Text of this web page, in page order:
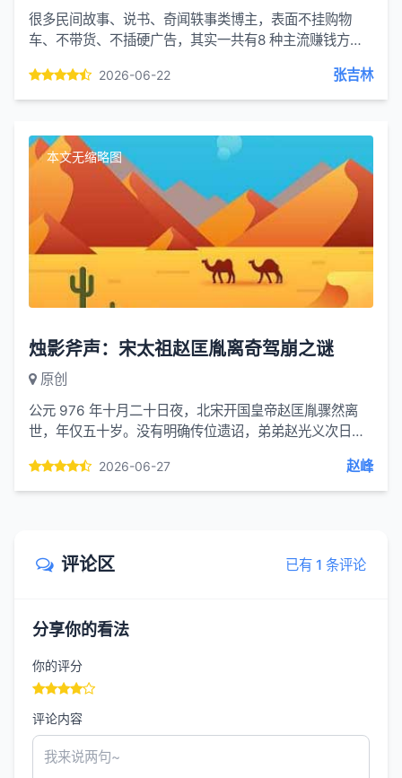
很多民间故事、说书、奇闻轶事类博主，表面不挂购物
车、不带货、不插硬广告，其实一共有8 种主流赚钱方
序：1、中视频伙伴...
2026-06-22 张吉林
本文无缩略图
烛影斧声：宋太祖赵匡胤离奇驾崩之谜
原创
公元 976 年十月二十日夜，北宋开国皇帝赵匡胤骤然离
世，年仅五十岁。没有明确传位遗诏，弟弟赵光义次日便
著名的斧声烛...2026-06-27 赵峰
评论区 已有 1 条评论
分享你的看法
你的评分
评论内容